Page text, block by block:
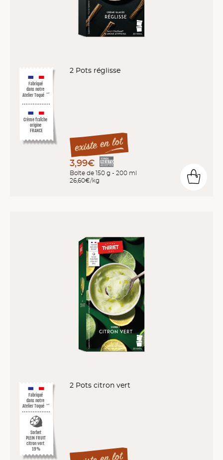
Fabriqué
dans notre
Atelier Toqué
™*
Crème fraîche
origine
FRANCE
2 Pots réglisse
3,99€
Boîte de 150 g - 200 ml
26,60€/kg
Fabriqué
dans notre
Atelier Toqué
™*
Sorbet
PLEIN FRUIT
citron vert
19%
2 Pots citron vert